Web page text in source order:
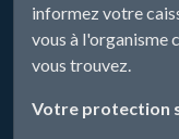
informez votre
vous à l'organisme
vous trouvez.
Votre protection